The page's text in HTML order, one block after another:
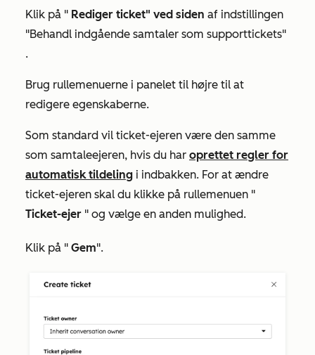
Klik på " Rediger ticket" ved siden af indstillingen
"Behandl indgående samtaler som supporttickets"
.
Brug rullemenuerne i panelet til højre til at
redigere egenskaberne.
Som standard vil ticket-ejeren være den samme
som samtaleejeren, hvis du har oprettet regler for
automatisk tildeling i indbakken. For at ændre
ticket-ejeren skal du klikke på rullemenuen "
Ticket-ejer " og vælge en anden mulighed.
Klik på " Gem".